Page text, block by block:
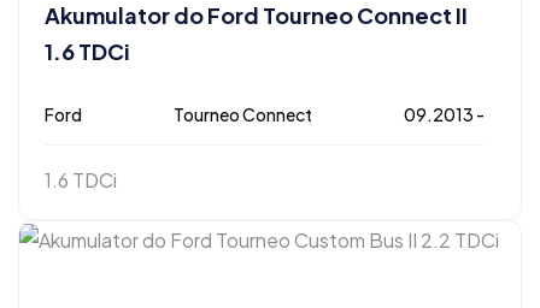
Akumulator do Ford Tourneo Connect II
1.6 TDCi
Ford Tourneo Connect 09.2013 -
1.6 TDCi